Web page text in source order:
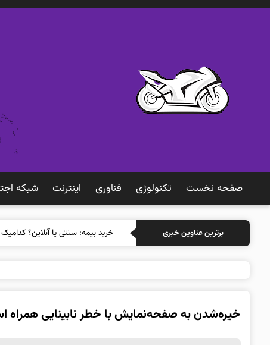
صفحه نخست تکنولوژی فناوری اينترنت شبكه
برترین عناوین خبری خرید بیم
خیره‌شدن به صفحه‌نمایش با خطر نابینایی همراه